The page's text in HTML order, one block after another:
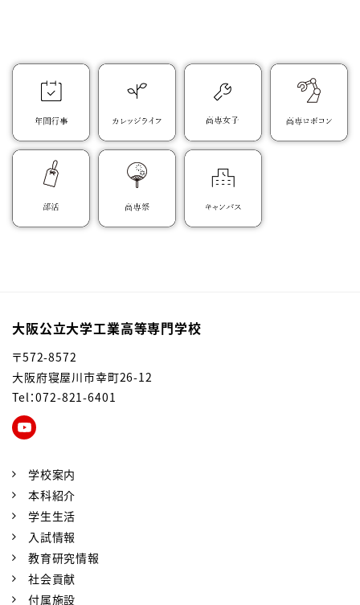
大阪公立大学工業高等専門学校
〒572-8572
大阪府寝屋川市幸町26-12
Tel：072-821-6401
学校案内
本科紹介
学生生活
入試情報
教育研究情報
社会貢献
付属施設